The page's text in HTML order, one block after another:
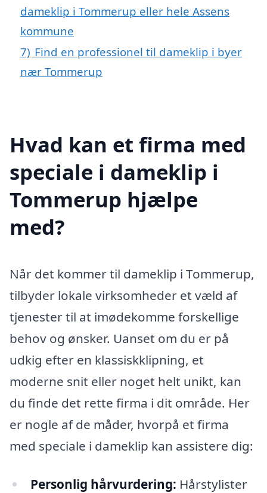
dameklip i Tommerup eller hele Assens
kommune
7) Find en professionel til dameklip i byer
nær Tommerup
Hvad kan et firma med
speciale i dameklip i
Tommerup hjælpe
med?
Når det kommer til dameklip i Tommerup,
tilbyder lokale virksomheder et væld af
tjenester til at imødekomme forskellige
behov og ønsker. Uanset om du er på
udkig efter en klassiskklipning, et
moderne snit eller noget helt unikt, kan
du finde det rette firma i dit område. Her
er nogle af de måder, hvorpå et firma
med speciale i dameklip kan assistere dig:
Personlig hårvurdering: Hårstylister